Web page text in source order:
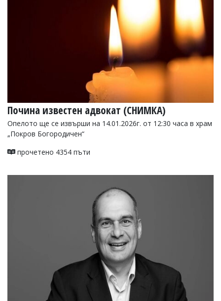
Почина известен адвокат (СНИМКА)
Опелото ще се извърши на 14.01.2026г. от 12:30 часа в храм
„Покров Богородичен“
прочетено 4354 пъти